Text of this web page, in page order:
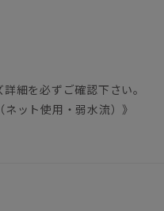
細を必ずご確認下さい。
ット使用・弱水流）》